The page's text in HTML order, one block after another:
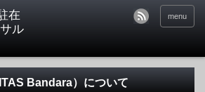
menu
Bandara）について